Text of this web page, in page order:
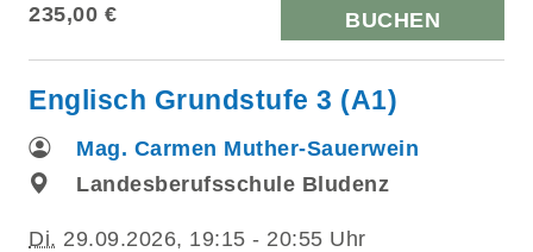
235,00 € BUCHEN
Englisch Grundstufe 3 (A1)
Mag. Carmen Muther-Sauerwein
Landesberufsschule Bludenz
Di. 29.09.2026, 19:15 - 20:55 Uhr